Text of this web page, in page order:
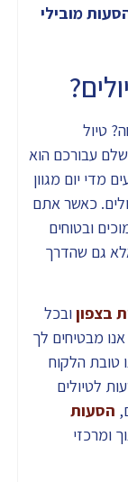
מובילי
טיול
עבורכם הוא
מדי יום מגוון
כאשר אתם
ובטוחים
גם שהדרך
בצפוןובכל
מבטיחים לך
טובת הלקוח
לטיולים
הסעות
ומרכזי